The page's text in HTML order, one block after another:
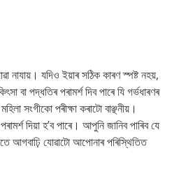
নাযায়। যদিও ইয়াৰ সঠিক কাৰণ স্পষ্ট নহয়,
বা পদ্ধতিৰ পৰামৰ্শ দিব পাৰে যি গৰ্ভধাৰণৰ
সংগীকো পৰীক্ষা কৰাটো বাঞ্ছনীয়।
দিয়া হ’ব পাৰে। আপুনি জানিব পাৰিব যে
আগবাঢ়ি যোৱাটো আপোনাৰ পৰিস্থিতিত